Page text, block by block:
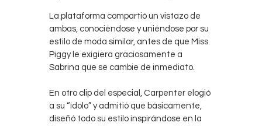
La plataforma compartió un vistazo de
ambas, conociéndose y uniéndose por su
estilo de moda similar, antes de que Miss
Piggy le exigiera graciosamente a
Sabrina que se cambie de inmediato.
En otro clip del especial, Carpenter elogió
a su “ídolo” y admitió que básicamente,
diseñó todo su estilo inspirándose en la